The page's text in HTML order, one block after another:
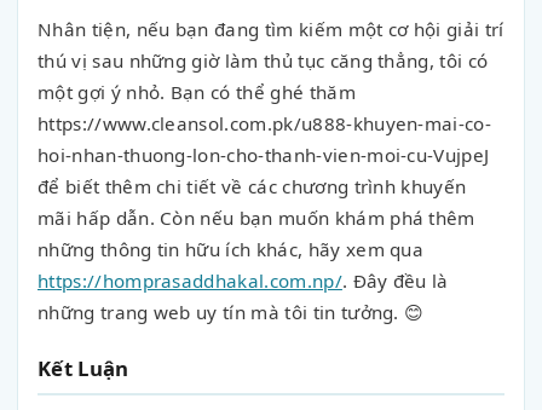
Nhân tiện, nếu bạn đang tìm kiếm một cơ hội giải trí
thú vị sau những giờ làm thủ tục căng thẳng, tôi có
một gợi ý nhỏ. Bạn có thể ghé thăm
https://www.cleansol.com.pk/u888-khuyen-mai-co-
hoi-nhan-thuong-lon-cho-thanh-vien-moi-cu-VujpeJ
để biết thêm chi tiết về các chương trình khuyến
mãi hấp dẫn. Còn nếu bạn muốn khám phá thêm
những thông tin hữu ích khác, hãy xem qua
https://homprasaddhakal.com.np/. Đây đều là
những trang web uy tín mà tôi tin tưởng. 😊
Kết Luận